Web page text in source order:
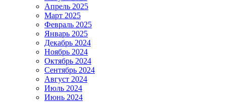
Апрель 2025
Март 2025
Февраль 2025
Январь 2025
Декабрь 2024
Ноябрь 2024
Октябрь 2024
Сентябрь 2024
Август 2024
Июль 2024
Июнь 2024